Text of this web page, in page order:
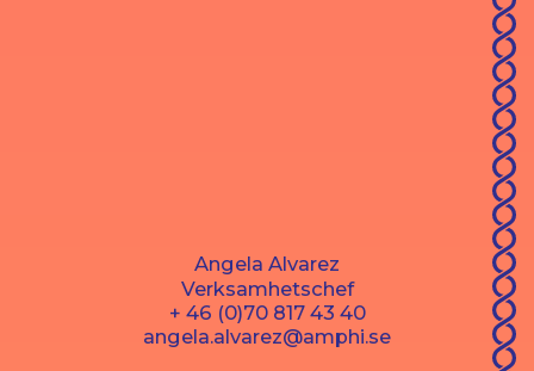
Angela Alvarez
Verksamhetschef
+ 46 (0)70 817 43 40
angela.alvarez@amphi.se